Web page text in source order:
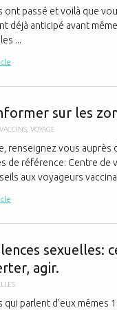
ont passé et voilà que
déjà anticipé avant
...
sur les
VACCINS VOYAGE
renseignez vous
de référence: Centre de
aux voyageurs
sexuelles:
agir.
parlent d’eux mêmes 1